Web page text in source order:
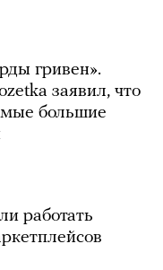
гривен».
заявил, что
большие
работать